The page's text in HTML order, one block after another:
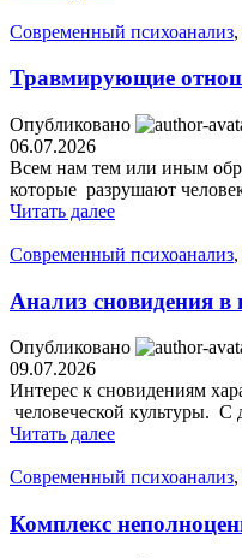
Современный психоанализ,
Травмирующие
Опубликовано
06.07.2026
Всем нам тем или иным
которые разрушают
Читать далее
Современный психоанализ,
Анализ сновидения в
Опубликовано
09.07.2026
Интерес к сновидениям
человеческой культуры. С
Читать далее
Современный психоанализ,
Комплекс